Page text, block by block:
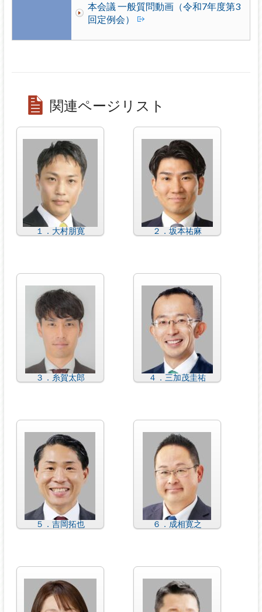
本会議 一般質問動画（令和7年度第3
回定例会）
関連ページリスト
１．大村朋寛 ２．坂本祐麻
３．糸賀太郎 ４．三加茂圭祐
５．吉岡拓也 ６．成相寛之